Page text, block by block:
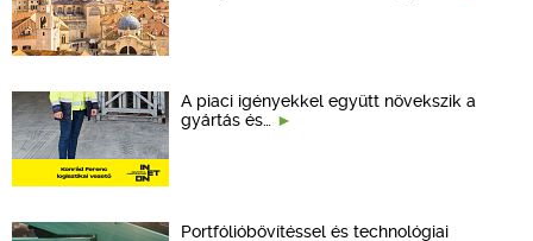
A piaci igényekkel együtt növekszik a
gyártás és…
Portfólióbővítéssel és technológiai